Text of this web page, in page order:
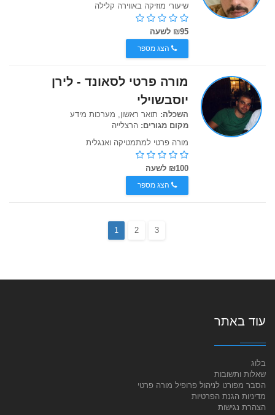
שיעורי מוזיקה באווירה קלילה
₪95 לשעה
הצג מספר
מורה פרטי לסאונד - לירן
יוסבשוילי
השכלה: תואר ראשון, מערכות מידע
מקום מגורים: הרצלייה
מורה פרטי למתמטיקה ואנגלית
₪100 לשעה
הצג מספר
1 2 3
עוד באתר
בלוג
שאלות ותשובות
הסבר מפורט לניהול פרופיל מורה פרטי
מדיניות הגנת הפרטיות
הצהרת נגישות